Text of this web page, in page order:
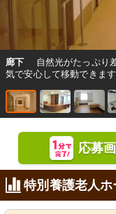
廊下
自然光がたっぷり
気で安心して移動できます
応募
特別養護老人